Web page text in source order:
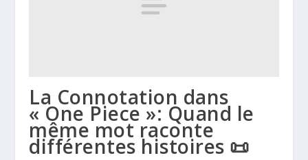
La Connotation dans
« One Piece »: Quand le
même mot raconte
différentes histoires 📜